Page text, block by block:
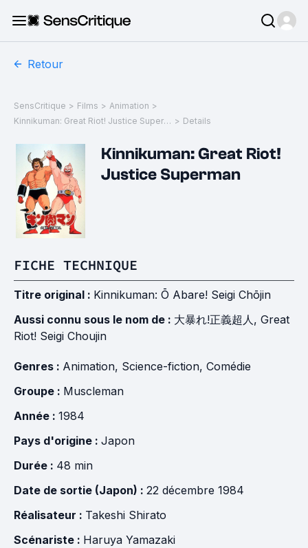
Retour
SensCritique > Films > Animation >
Kinnikuman: Great Riot! Justice Superman > Details
Kinnikuman: Great Riot!
Justice Superman
FICHE TECHNIQUE
Titre original : Kinnikuman: Ō Abare! Seigi Chōjin
Aussi connu sous le nom de : 大暴れ!正義超人, Great
Riot! Seigi Choujin
Genres : Animation, Science-fiction, Comédie
Groupe : Muscleman
Année : 1984
Pays d'origine : Japon
Durée : 48 min
Date de sortie (Japon) : 22 décembre 1984
Réalisateur : Takeshi Shirato
Scénariste : Haruya Yamazaki